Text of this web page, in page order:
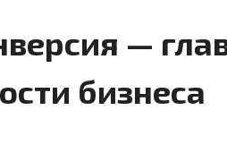
—
бизнеса